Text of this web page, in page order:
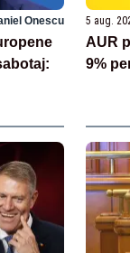
Onescu 5 aug.
AUR
9%